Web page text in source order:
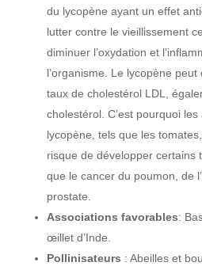
du lycopène ayant un effet
lutter contre le vieillissement
diminuer l’oxydation et
l’organisme. Le lycopène
taux de cholestérol LDL,
cholestérol. C’est pourquoi
lycopène, tels que les
risque de développer certains
que le cancer du poumon, de
prostate.
Associations favorables:
œillet d’Inde.
Pollinisateurs : Abeilles et